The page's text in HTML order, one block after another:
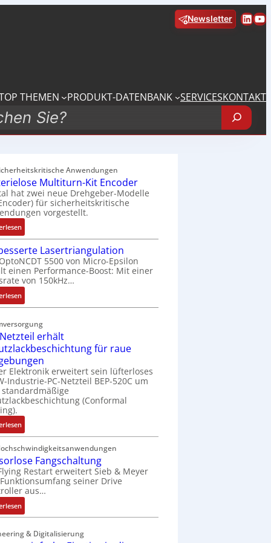
Newsletter
THEMEN PRODUKT-DATENBANK SERVICESKONTAKT
Anwendungen
Multiturn-Kit Encoder
hat zwei neue Drehgeber-Modelle
für sicherheitskritische
vorgestellt.
:
B
a
t
t
e
r
i
o
s
e
M
u
l
t
u
r
n
-
K
t
n
Lasertriangulation
5500 von Micro-Epsilon
einen Performance-Boost: Mit einer
von 150kHz…
:
V
r
b
e
s
s
e
r
L
a
e
r
t
i
n
Netzteil erhält
für raue
Elektronik erweitert sein lüfterloses
Industrie-PC-Netzteil BEP-520C um
(Conformal
:
I
P
C
N
e
t
z
e
Fangschaltung
Restart erweitert Sieb & Meyer
seiner Drive
aus…
:
S
n
& Digitalisierung